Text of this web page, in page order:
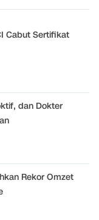
Cabut Sertifikat
dan Dokter
Rekor Omzet